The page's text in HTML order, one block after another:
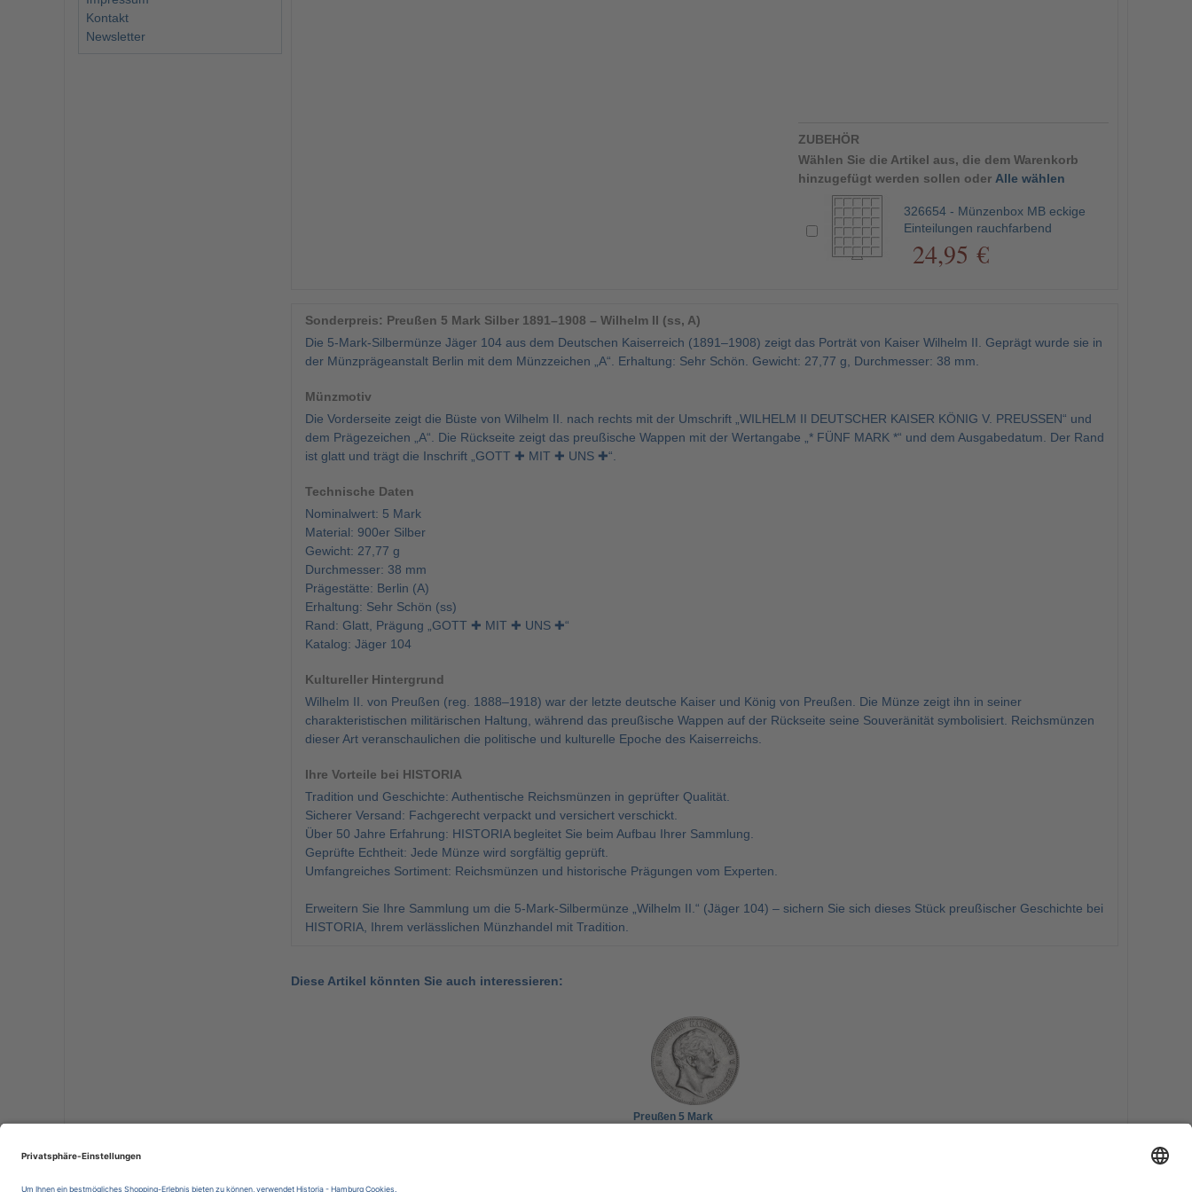
ZUBEHÖR
Wählen Sie die Artikel aus, die dem Warenkorb
hinzugefügt werden sollen oder Alle wählen
326654 - Münzenbox MB eckige
Einteilungen rauchfarbend
24,95 €
Sonderpreis: Preußen 5 Mark Silber 1891–1908 – Wilhelm II (ss, A)
Die 5-Mark-Silbermünze Jäger 104 aus dem Deutschen Kaiserreich (1891–1908) zeigt das Porträt von Kaiser Wilhelm II. Geprägt wurde sie in
der Münzprägeanstalt Berlin mit dem Münzzeichen „A“. Erhaltung: Sehr Schön. Gewicht: 27,77 g, Durchmesser: 38 mm.
Münzmotiv
Die Vorderseite zeigt die Büste von Wilhelm II. nach rechts mit der Umschrift „WILHELM II DEUTSCHER KAISER KÖNIG V. PREUSSEN“ und
dem Prägezeichen „A“. Die Rückseite zeigt das preußische Wappen mit der Wertangabe „* FÜNF MARK *“ und dem Ausgabedatum. Der Rand
ist glatt und trägt die Inschrift „GOTT ✚ MIT ✚ UNS ✚“.
Technische Daten
Nominalwert: 5 Mark
Material: 900er Silber
Gewicht: 27,77 g
Durchmesser: 38 mm
Prägestätte: Berlin (A)
Erhaltung: Sehr Schön (ss)
Rand: Glatt, Prägung „GOTT ✚ MIT ✚ UNS ✚“
Katalog: Jäger 104
Kultureller Hintergrund
Wilhelm II. von Preußen (reg. 1888–1918) war der letzte deutsche Kaiser und König von Preußen. Die Münze zeigt ihn in seiner
charakteristischen militärischen Haltung, während das preußische Wappen auf der Rückseite seine Souveränität symbolisiert. Reichsmünzen
dieser Art veranschaulichen die politische und kulturelle Epoche des Kaiserreichs.
Ihre Vorteile bei HISTORIA
Tradition und Geschichte: Authentische Reichsmünzen in geprüfter Qualität.
Sicherer Versand: Fachgerecht verpackt und versichert verschickt.
Über 50 Jahre Erfahrung: HISTORIA begleitet Sie beim Aufbau Ihrer Sammlung.
Geprüfte Echtheit: Jede Münze wird sorgfältig geprüft.
Umfangreiches Sortiment: Reichsmünzen und historische Prägungen vom Experten.
Erweitern Sie Ihre Sammlung um die 5-Mark-Silbermünze „Wilhelm II.“ (Jäger 104) – sichern Sie sich dieses Stück preußischer Geschichte bei
HISTORIA, Ihrem verlässlichen Münzhandel mit Tradition.
Diese Artikel könnten Sie auch interessieren:
Preußen 5 Mark
Kontakt
Newsletter